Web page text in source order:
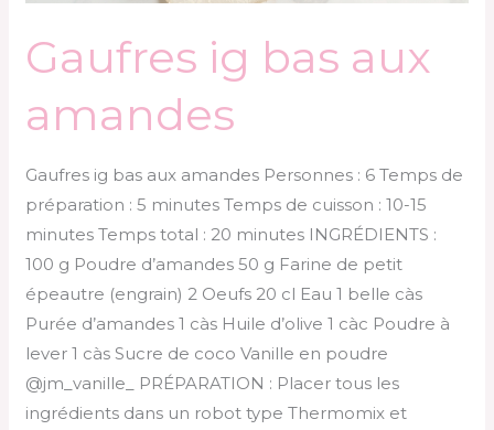
Gaufres ig bas aux
amandes
Gaufres ig bas aux amandes Personnes : 6 Temps de
préparation : 5 minutes Temps de cuisson : 10-15
minutes Temps total : 20 minutes INGRÉDIENTS :
100 g Poudre d’amandes 50 g Farine de petit
épeautre (engrain) 2 Oeufs 20 cl Eau 1 belle càs
Purée d’amandes 1 càs Huile d’olive 1 càc Poudre à
lever 1 càs Sucre de coco Vanille en poudre
@jm_vanille_ PRÉPARATION : Placer tous les
ingrédients dans un robot type Thermomix et